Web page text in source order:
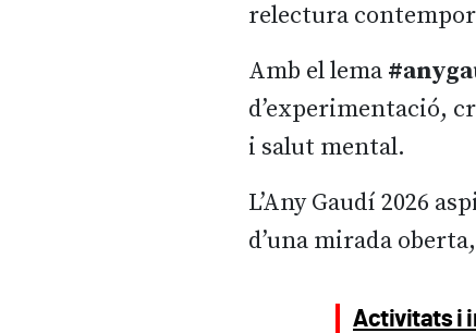
relectura
Amb el lema
d’experimentació,
i salut mental.
L’Any Gaudí 2026
d’una mirada
Activitats i